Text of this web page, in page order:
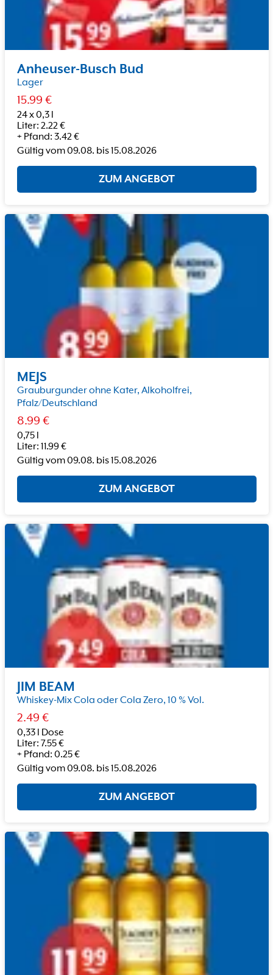
Anheuser-Busch Bud
Lager
15.99 €
24 x 0,3 l
Liter: 2.22€
+ Pfand: 3.42€
Gültig vom09.08. bis15.08.2026
ZUM ANGEBOT
MEJS
Grauburgunder ohne Kater, Alkoholfrei,
Pfalz/Deutschland
8.99 €
0,75 l
Liter: 11.99€
Gültig vom09.08. bis15.08.2026
ZUM ANGEBOT
JIM BEAM
Whiskey-Mix Cola oder Cola Zero, 10 % Vol.
2.49 €
0,33 l Dose
Liter: 7.55€
+ Pfand: 0.25€
Gültig vom09.08. bis15.08.2026
ZUM ANGEBOT